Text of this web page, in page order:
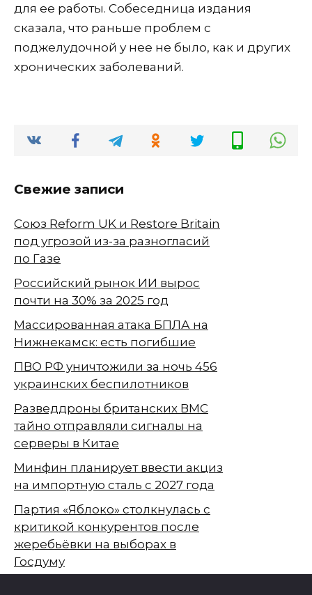
для ее работы. Собеседница издания
сказала, что раньше проблем с
поджелудочной у нее не было, как и других
хронических заболеваний.
Свежие записи
Союз Reform UK и Restore Britain
под угрозой из-за разногласий
по Газе
Российский рынок ИИ вырос
почти на 30% за 2025 год
Массированная атака БПЛА на
Нижнекамск: есть погибшие
ПВО РФ уничтожили за ночь 456
украинских беспилотников
Разведдроны британских ВМС
тайно отправляли сигналы на
серверы в Китае
Минфин планирует ввести акциз
на импортную сталь с 2027 года
Партия «Яблоко» столкнулась с
критикой конкурентов после
жеребьёвки на выборах в
Госдуму